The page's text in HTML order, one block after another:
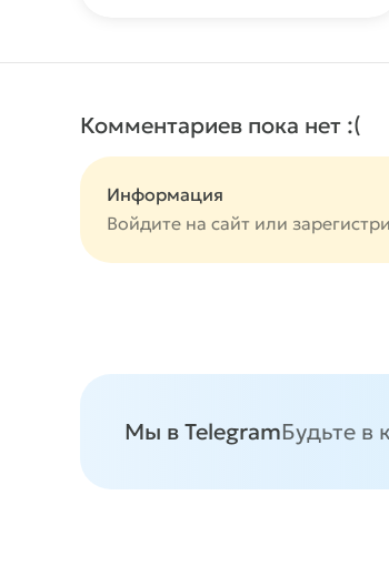
Комментариев пока нет :(
Информация
Войдите на сайт или
Мы в TelegramБудьте в